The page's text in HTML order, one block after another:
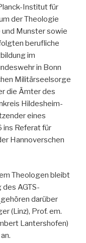
Institut für
der Theologie
Munster sowie
berufliche
im
in Bonn
Militärseelsorge
die Ämter des
Hildesheim-
eines
ins Referat für
Hannoverschen
Theologen bleibt
AGTS-
gehören darüber
(Linz), Prof. em.
Lantershofen)